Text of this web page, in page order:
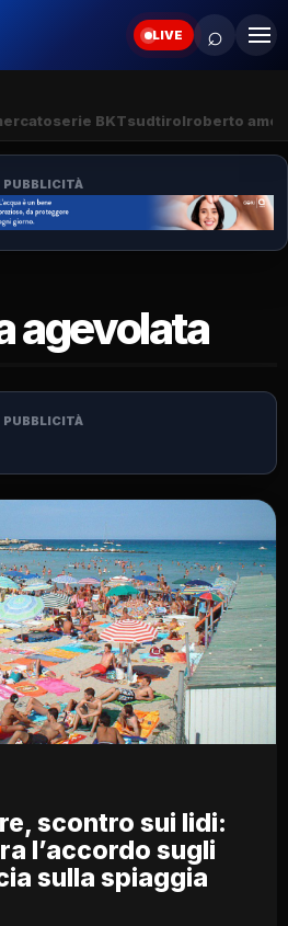
LIVE ⌕
serie BKTsudtirolroberto
PUBBLICITÀ
agevolata
PUBBLICITÀ
scontro sui lidi:
l’accordo sugli
sulla spiaggia